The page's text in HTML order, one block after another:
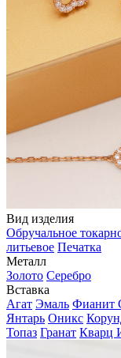
Вид изделия
Обручальное
литьевое Печатка
Металл
Золото Серебро
Вставка
Агат Эмаль Фианит
Янтарь Оникс
Топаз Гранат Кварц